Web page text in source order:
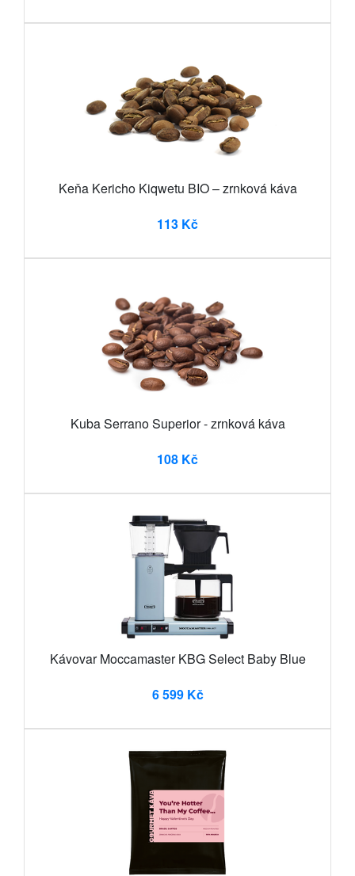
Keňa Kericho Kiqwetu BIO – zrnková káva
113 Kč
Kuba Serrano Superior - zrnková káva
108 Kč
Kávovar Moccamaster KBG Select Baby Blue
6 599 Kč